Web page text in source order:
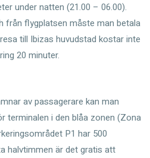
under natten (21.00 – 06.00).
från flygplatsen måste man betala
till Ibizas huvudstad kostar inte
20 minuter.
av passagerare kan man
terminalen i den blåa zonen (Zona
P1 har 500
halvtimmen är det gratis att